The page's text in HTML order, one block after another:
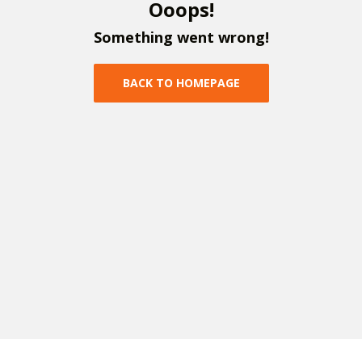
Ooops!
Something went wrong!
BACK TO HOMEPAGE